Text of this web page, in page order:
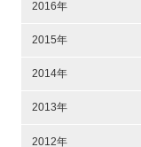
2016年
2015年
2014年
2013年
2012年